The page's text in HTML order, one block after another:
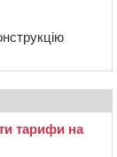
тарифи на